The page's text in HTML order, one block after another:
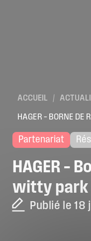
ACCUEIL /
HAGER – BORNE DE
Partenariat
HAGER –
witty park
Publié le